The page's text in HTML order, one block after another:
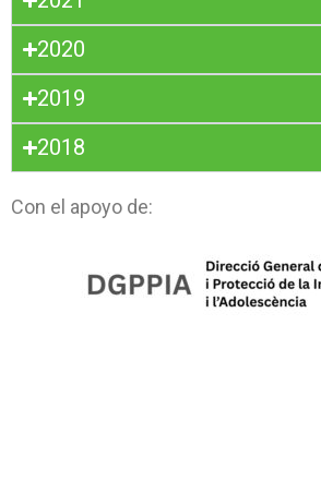
2020
2019
2018
Con el apoyo de: